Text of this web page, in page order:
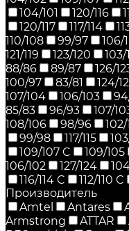
104/101
120/116
120/117
117/114
110/108
99/97 106/
121/119
123/120 103/
88/86
89/87 126/
100/97
83/81 124/
107/104
106/103
85/83
96/93 107/
108/106
98/96
99/98
117/115
109/107 C
109/105
106/102
127/124
116/114 C
112/110 C
Производитель
Amtel
Antares
Armstrong
ATTAR